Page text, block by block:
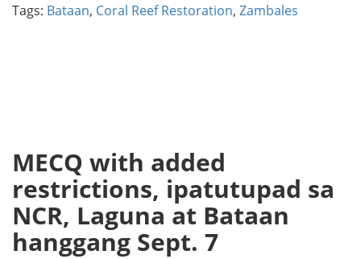
Tags: Bataan, Coral Reef Restoration, Zambales
MECQ with added
restrictions, ipatutupad sa
NCR, Laguna at Bataan
hanggang Sept. 7